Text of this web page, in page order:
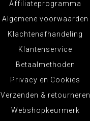
Affiliateprogramma
Algemene voorwaarden
Klachtenafhandeling
Klantenservice
Betaalmethoden
Privacy en Cookies
Verzenden & retourneren
Webshopkeurmerk